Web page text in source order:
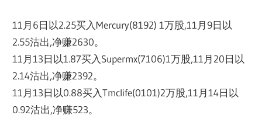
11月6日以2.25买入Mercury(8192) 1万股,11月9日以
2.55沽出,净赚2630。
11月13日以1.87买入Supermx(7106)1万股,11月20日以
2.14沽出,净赚2392。
11月13日以0.88买入Tmclife(0101)2万股,11月14日以
0.92沽出,净赚523。